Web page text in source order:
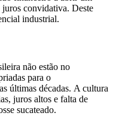
juros convidativa. Deste
industrial.
não estão no
para o
últimas décadas. A cultura
juros altos e falta de
sucateado.